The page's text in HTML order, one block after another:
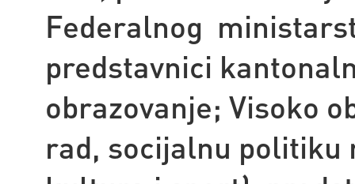
Federalnog
predstavnici
obrazovanje; Visoko
rad, socijalnu politiku